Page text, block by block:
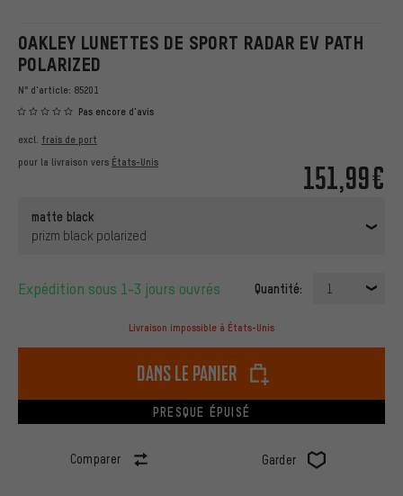
OAKLEY LUNETTES DE SPORT RADAR EV PATH
POLARIZED
N° d'article: 85201
Pas encore d'avis
151,99€
excl. frais de port
pour la livraison vers États-Unis
matte black
prizm black polarized
Expédition sous 1-3 jours ouvrés Quantité: 1
Livraison impossible à États-Unis
dans le panier
PRESQUE ÉPUISÉ
Comparer Garder